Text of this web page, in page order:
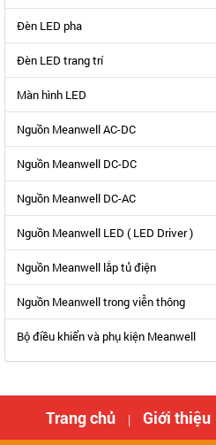
Đèn LED pha
Đèn LED trang trí
Màn hình LED
Nguồn Meanwell AC-DC
Nguồn Meanwell DC-DC
Nguồn Meanwell DC-AC
Nguồn Meanwell LED ( LED Driver )
Nguồn Meanwell lắp tủ điện
Nguồn Meanwell trong viễn thông
Bộ điều khiển và phụ kiện Meanwell
Trang chủ | Giới thiệu